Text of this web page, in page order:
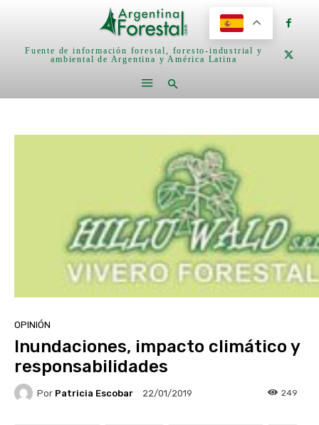
Fuente de información forestal, foresto-industrial y
ambiental de Argentina y América Latina
OPINIÓN
Inundaciones, impacto climático y
responsabilidades
Por Patricia Escobar 22/01/2019 249